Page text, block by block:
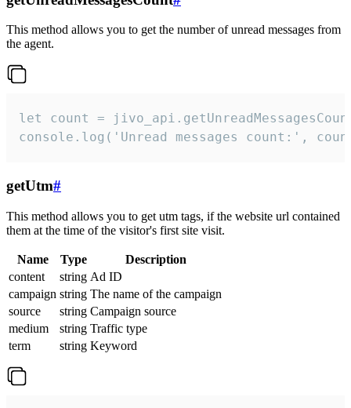
This method allows you to get the number of unread messages from
the agent.
let count =
console.log('Unread messages count:',
getUtm#
This method allows you to get utm tags, if the website url contained
them at the time of the visitor's first site visit.
Name Type
Description
content
string Ad ID
campaign string The name of the campaign
source
string Campaign source
medium
string Traffic type
term
string Keyword